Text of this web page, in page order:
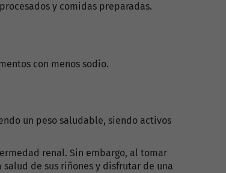
y comidas preparadas.
con menos sodio.
un peso saludable, siendo activos
renal. Sin embargo, al tomar
de sus riñones y disfrutar de una